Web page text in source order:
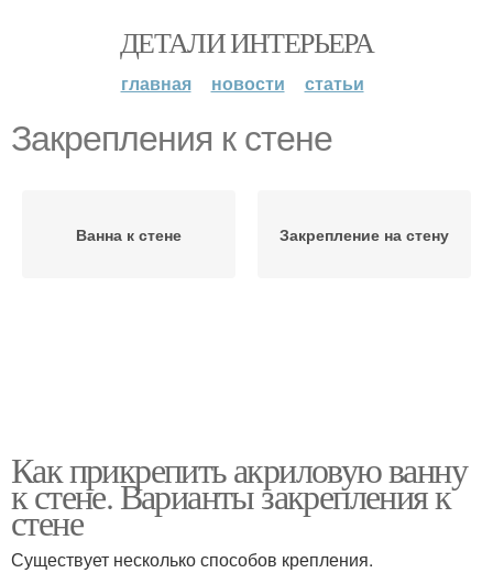
ДЕТАЛИ ИНТЕРЬЕРА
главная новости статьи
Закрепления к стене
Ванна к стене Закрепление на стену
Как прикрепить акриловую ванну
к стене. Варианты закрепления к
стене
Существует несколько способов крепления.